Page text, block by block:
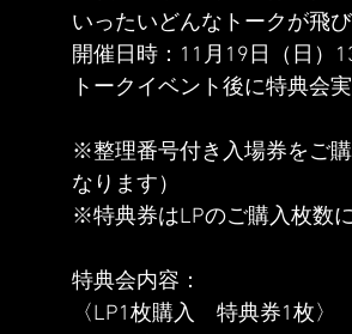
いったいどんなトークが飛
開催日時：11月19日（日）
トークイベント後に特典会
※整理番号付き入場券をご
なります）
※特典券はLPのご購入枚数
特典会内容：
〈LP1枚購入　特典券1枚〉